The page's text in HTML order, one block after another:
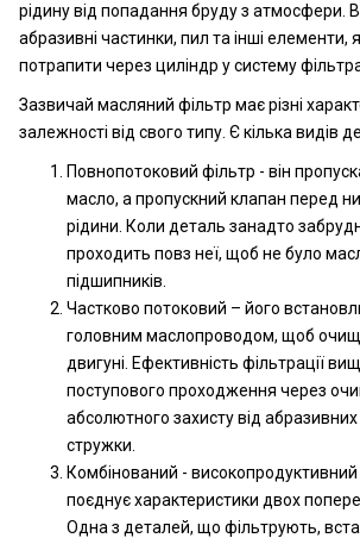
рідину від попадання бруду з атмосфери.
абразивні частинки, пил та інші елементи,
потрапити через циліндр у систему
Зазвичай масляний фільтр має різні
залежності від свого типу. Є кілька видів
Повнопотоковий фільтр - він
масло, а пропускний клапан перед
рідини. Коли деталь занадто
проходить повз неї, щоб не було
підшипників.
Частково потоковий – його
головним маслопроводом, щоб
двигуні. Ефективність фільтрації
поступового проходження через
абсолютного захисту від
стружки.
Комбінований - високопродуктивний
поєднує характеристики двох
Одна з деталей, що фільтрують,